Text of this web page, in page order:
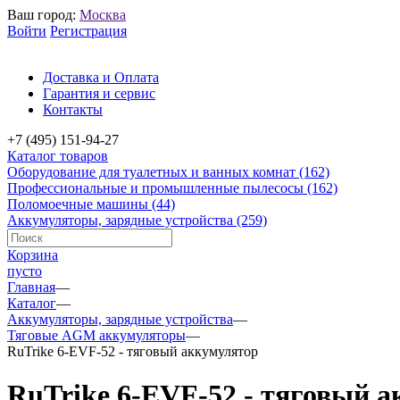
Ваш город: Москва
Войти Регистрация
Доставка и Оплата
Гарантия и сервис
Контакты
+7 (495) 151-94-27
Каталог товаров
Оборудование для туалетных и ванных комнат (162)
Профессиональные и промышленные пылесосы (162)
Поломоечные машины (44)
Аккумуляторы, зарядные устройства (259)
Корзина
пусто
Главная—
Каталог—
Аккумуляторы, зарядные устройства—
Тяговые AGM аккумуляторы—
RuTrike 6-EVF-52 - тяговый аккумулятор